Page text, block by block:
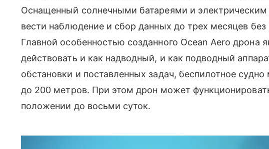
Оснащенный солнечными батареями и
вести наблюдение и сбор данных до трех месяцев
Главной особенностью созданного Ocean Aero дрона
действовать и как надводный, и как подводный
обстановки и поставленных задач, беспилотное
до 200 метров. При этом дрон может
положении до восьми суток.